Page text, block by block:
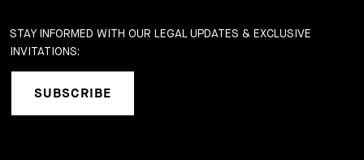
STAY INFORMED WITH OUR LEGAL UPDATES & EXCLUSIVE
INVITATIONS:
SUBSCRIBE